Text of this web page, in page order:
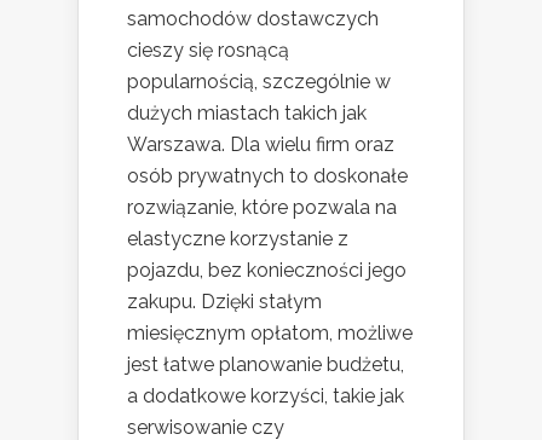
samochodów dostawczych
cieszy się rosnącą
popularnością, szczególnie w
dużych miastach takich jak
Warszawa. Dla wielu firm oraz
osób prywatnych to doskonałe
rozwiązanie, które pozwala na
elastyczne korzystanie z
pojazdu, bez konieczności jego
zakupu. Dzięki stałym
miesięcznym opłatom, możliwe
jest łatwe planowanie budżetu,
a dodatkowe korzyści, takie jak
serwisowanie czy